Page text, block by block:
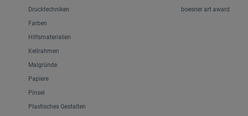
Drucktechniken
Farben
Hilfsmaterialien
Keilrahmen
Malgründe
Papiere
Pinsel
Plastisches Gestalten
boesner art award